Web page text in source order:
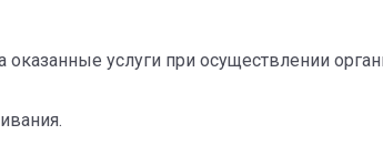
услуги при осуществлении